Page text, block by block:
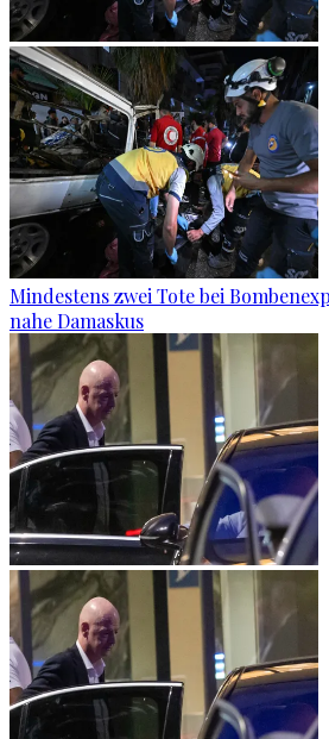
Mindestens zwei Tote bei
nahe Damaskus